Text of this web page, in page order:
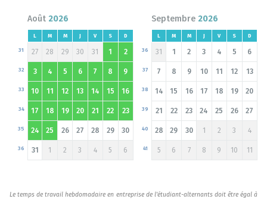
Août 2026
L M M J V S D
27
31 28 29 30 31 1 2
3
32 4 5 6 7 8 9
10
33 11 12 13 14 15 16
17
34 18 19 20 21 22 23
24
35 25 26 27 28 29 30
31
36 1 2 3 4 5 6
Septembre 2026
L M M J V S D
31
36 1 2 3 4 5 6
7
37 8 9 10 11 12 13
14
38 15 16 17 18 19 20
21
39 22 23 24 25 26 27
28
40 29 30 1 2 3 4
5
41 6 7 8 9 10 11
Le temps de travail hebdomadaire en entreprise de l'étudiant-alternants doit être égal à